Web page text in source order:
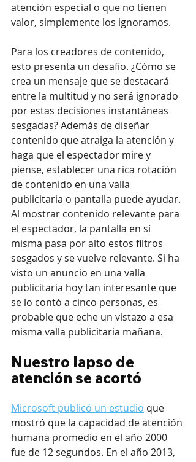
atención especial o que no tienen
valor, simplemente los ignoramos.
Para los creadores de contenido,
esto presenta un desafío. ¿Cómo se
crea un mensaje que se destacará
entre la multitud y no será ignorado
por estas decisiones instantáneas
sesgadas? Además de diseñar
contenido que atraiga la atención y
haga que el espectador mire y
piense, establecer una rica rotación
de contenido en una valla
publicitaria o pantalla puede ayudar.
Al mostrar contenido relevante para
el espectador, la pantalla en sí
misma pasa por alto estos filtros
sesgados y se vuelve relevante. Si ha
visto un anuncio en una valla
publicitaria hoy tan interesante que
se lo contó a cinco personas, es
probable que eche un vistazo a esa
misma valla publicitaria mañana.
Nuestro lapso de
atención se acortó
Microsoft publicó un estudio que
mostró que la capacidad de atención
humana promedio en el año 2000
fue de 12 segundos. En el año 2013,